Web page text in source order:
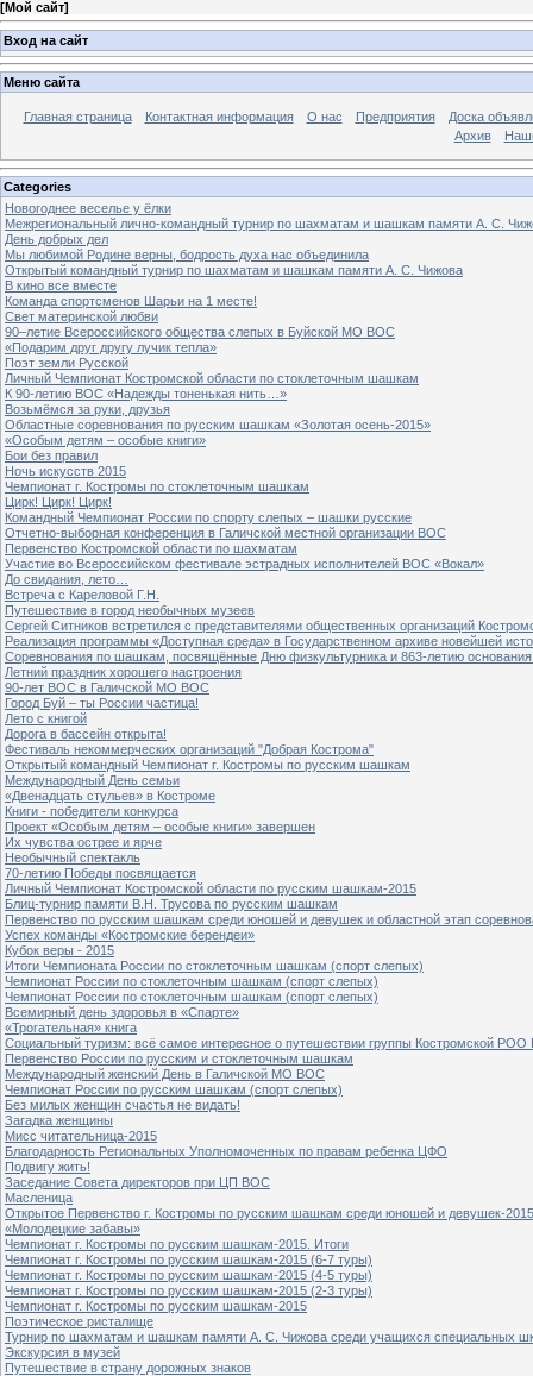
[Мой сайт]
Вход на сайт
Меню сайта
Главная страница Контактная информация О нас Предприятия
Доска
Архив
Categories
Новогоднее веселье у ёлки
Межрегиональный лично-командный турнир по шахматам и шашкам памяти А. С.
День добрых дел
Мы любимой Родине верны, бодрость духа нас объединила
Открытый командный турнир по шахматам и шашкам памяти А. С. Чижова
В кино все вместе
Команда спортсменов Шарьи на 1 месте!
Свет материнской любви
90–летие Всероссийского общества слепых в Буйской МО ВОС
«Подарим друг другу лучик тепла»
Поэт земли Русской
Личный Чемпионат Костромской области по стоклеточным шашкам
К 90-летию ВОС «Надежды тоненькая нить…»
Возьмёмся за руки, друзья
Областные соревнования по русским шашкам «Золотая осень-2015»
«Особым детям – особые книги»
Бои без правил
Ночь искусств 2015
Чемпионат г. Костромы по стоклеточным шашкам
Цирк! Цирк! Цирк!
Командный Чемпионат России по спорту слепых – шашки русские
Отчетно-выборная конференция в Галичской местной организации ВОС
Первенство Костромской области по шахматам
Участие во Всероссийском фестивале эстрадных исполнителей ВОС «Вокал»
До свидания, лето…
Встреча с Кареловой Г.Н.
Путешествие в город необычных музеев
Сергей Ситников встретился с представителями общественных организаций
Реализация программы «Доступная среда» в Государственном архиве новейшей
Соревнования по шашкам, посвящённые Дню физкультурника и 863-летию основания
Летний праздник хорошего настроения
90-лет ВОС в Галичской МО ВОС
Город Буй – ты России частица!
Лето с книгой
Дорога в бассейн открыта!
Фестиваль некоммерческих организаций "Добрая Кострома"
Открытый командный Чемпионат г. Костромы по русским шашкам
Международный День семьи
«Двенадцать стульев» в Костроме
Книги - победители конкурса
Проект «Особым детям – особые книги» завершен
Их чувства острее и ярче
Необычный спектакль
70-летию Победы посвящается
Личный Чемпионат Костромской области по русским шашкам-2015
Блиц-турнир памяти В.Н. Трусова по русским шашкам
Первенство по русским шашкам среди юношей и девушек и областной этап
Успех команды «Костромские берендеи»
Кубок веры - 2015
Итоги Чемпионата России по стоклеточным шашкам (спорт слепых)
Чемпионат России по стоклеточным шашкам (спорт слепых)
Чемпионат России по стоклеточным шашкам (спорт слепых)
Всемирный день здоровья в «Спарте»
«Трогательная» книга
Социальный туризм: всё самое интересное о путешествии группы Костромской
Первенство России по русским и стоклеточным шашкам
Международный женский День в Галичской МО ВОС
Чемпионат России по русским шашкам (спорт слепых)
Без милых женщин счастья не видать!
Загадка женщины
Мисс читательница-2015
Благодарность Региональных Уполномоченных по правам ребенка ЦФО
Подвигу жить!
Заседание Совета директоров при ЦП ВОС
Масленица
Открытое Первенство г. Костромы по русским шашкам среди юношей и девушек-
«Молодецкие забавы»
Чемпионат г. Костромы по русским шашкам-2015. Итоги
Чемпионат г. Костромы по русским шашкам-2015 (6-7 туры)
Чемпионат г. Костромы по русским шашкам-2015 (4-5 туры)
Чемпионат г. Костромы по русским шашкам-2015 (2-3 туры)
Чемпионат г. Костромы по русским шашкам-2015
Поэтическое ристалище
Турнир по шахматам и шашкам памяти А. С. Чижова среди учащихся специальных
Экскурсия в музей
Путешествие в страну дорожных знаков